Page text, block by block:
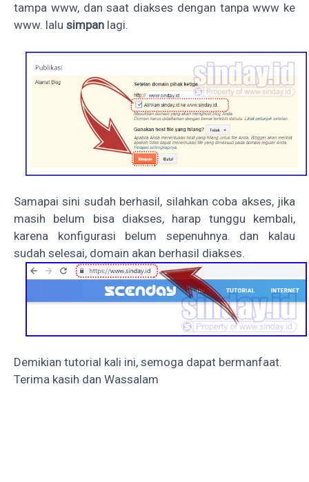
tampa www, dan saat diakses dengan tanpa www ke
www. lalu simpan lagi.
Samapai sini sudah berhasil, silahkan coba akses, jika
masih belum bisa diakses, harap tunggu kembali,
karena konfigurasi belum sepenuhnya. dan kalau
sudah selesai, domain akan berhasil diakses.
Demikian tutorial kali ini, semoga dapat bermanfaat.
Terima kasih dan Wassalam